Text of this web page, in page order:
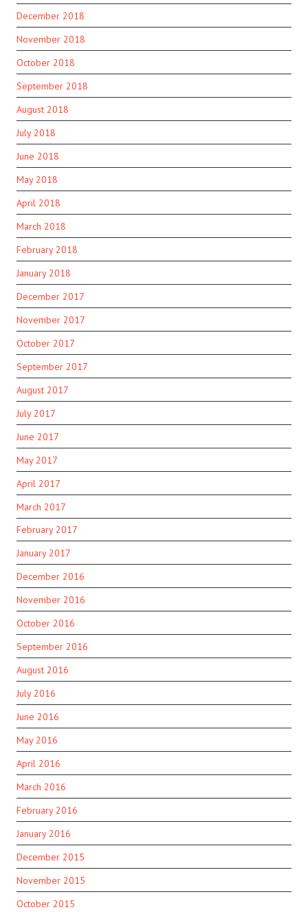
December 2018
November 2018
October 2018
September 2018
August 2018
July 2018
June 2018
May 2018
April 2018
March 2018
February 2018
January 2018
December 2017
November 2017
October 2017
September 2017
August 2017
July 2017
June 2017
May 2017
April 2017
March 2017
February 2017
January 2017
December 2016
November 2016
October 2016
September 2016
August 2016
July 2016
June 2016
May 2016
April 2016
March 2016
February 2016
January 2016
December 2015
November 2015
October 2015